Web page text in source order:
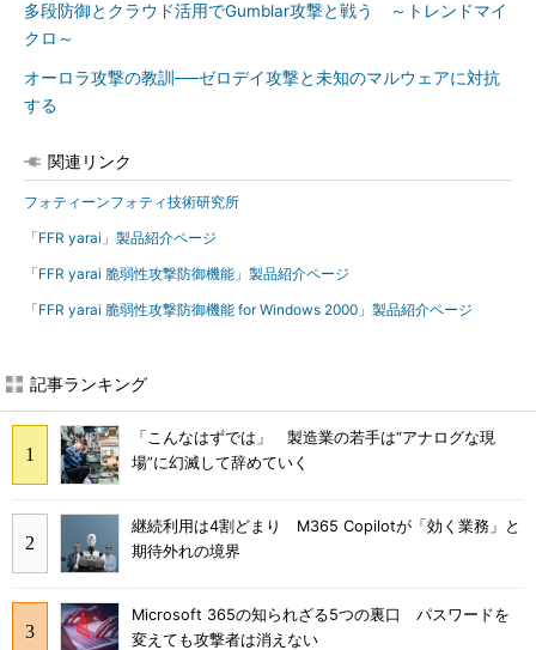
多段防御とクラウド活用でGumblar攻撃と戦う ～トレンドマイ
クロ～
オーロラ攻撃の教訓──ゼロデイ攻撃と未知のマルウェアに対抗
する
関連リンク
フォティーンフォティ技術研究所
「FFR yarai」製品紹介ページ
「FFR yarai 脆弱性攻撃防御機能」製品紹介ページ
「FFR yarai 脆弱性攻撃防御機能 for Windows 2000」製品紹介ページ
記事ランキング
「こんなはずでは」 製造業の若手は“アナログな現
場”に幻滅して辞めていく
継続利用は4割どまり M365 Copilotが「効く業務」と
期待外れの境界
Microsoft 365の知られざる5つの裏口 パスワードを
変えても攻撃者は消えない